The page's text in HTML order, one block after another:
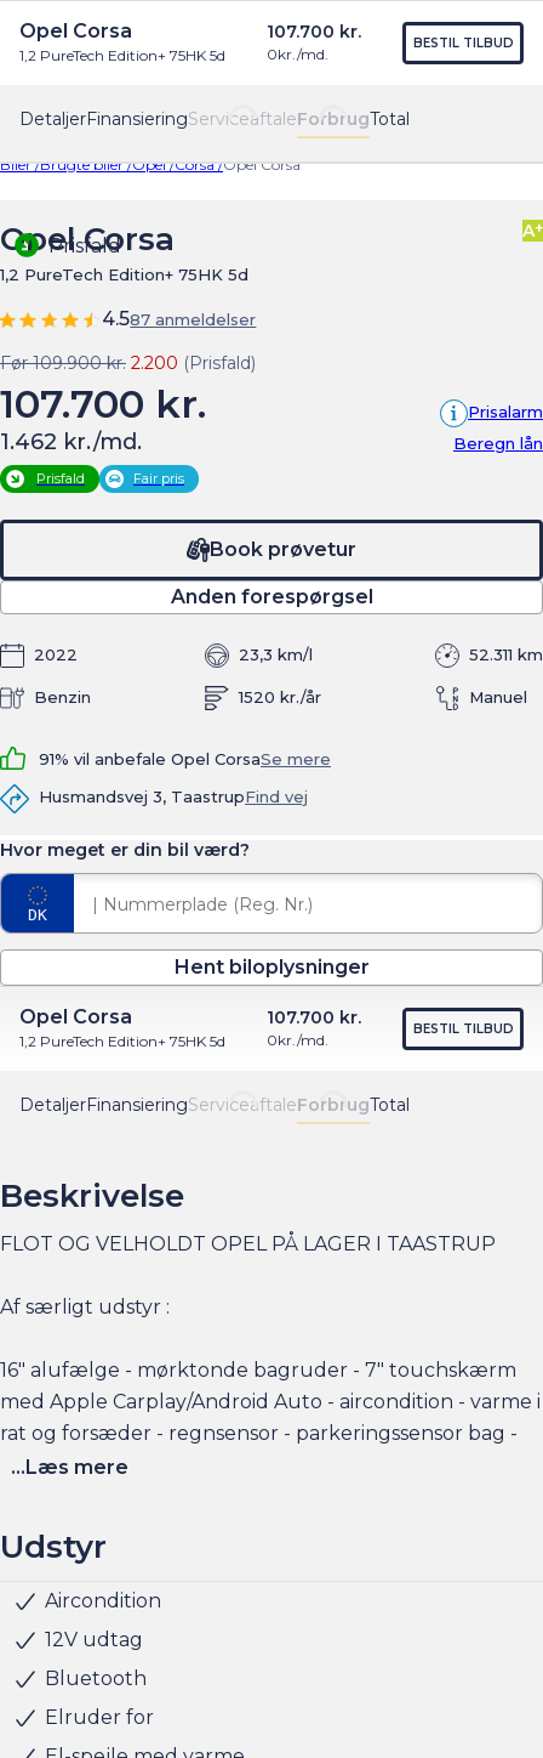
Find os Menu
DetaljerFinansieringServiceaftaleForbrugTotal
Opel Corsa
1,2 PureTech Edition+ 75HK 5d
107.700 kr.
0kr./md.
BESTIL TILBUD
Biler /Brugte biler /Opel /Corsa /Opel Corsa
Prisfald
Opel Corsa
1,2 PureTech Edition+ 75HK 5d
A+
4.587 anmeldelser
Før 109.900 kr. 2.200 (Prisfald)
107.700 kr. Prisalarm
1.462 kr./md. Beregn lån
Prisfald Fair pris
52.311 km
2022 23,3 km/l
1520 kr./år
Benzin Manuel
Book prøvetur
Anden forespørgsel
91% vil anbefale Opel CorsaSe mere
Husmandsvej 3, TaastrupFind vej
Hvor meget er din bil værd?
Hent biloplysninger
DetaljerFinansieringServiceaftaleForbrugTotal
Opel Corsa
1,2 PureTech Edition+ 75HK 5d
107.700 kr.
0kr./md.
BESTIL TILBUD
Beskrivelse
FLOT OG VELHOLDT OPEL PÅ LAGER I TAASTRUP
Af særligt udstyr :
16" alufælge - mørktonde bagruder - 7" touchskærm
med Apple Carplay/Android Auto - aircondition - varme i
rat og forsæder - regnsensor - parkeringssensor bag -
armlæn for - el-spejle med varme - o.m.a.
Fragus garantiordning tilbydes
Husk at booke en forudgående aftale om besigtigelse
eller prøvetur direkte via am.dk eller på telefon 36 93 15
00 så er bilen gjort klar, når du kommer, og der er tid til
at snakke om handlen efterfølgende.
...Læs mere
Udstyr
Aircondition
12V udtag
Bluetooth
Elruder for
Mørktonede ruder bag
Armlæn
Højdejusterbart førersæde
Kopholder
Rat m. varme
6 Airbags
ABS
Automatisk nødbremsesystem
Dæktrykssensor
ESP
Isofix
Lyssensor
Startspærre
Vejbaneassistent